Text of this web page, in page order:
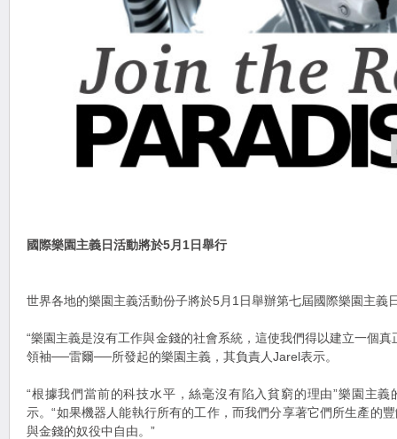
國際樂園主義日活動將於5月1日舉行
世界各地的樂園主義活動份子將於5月1日舉辦第七屆國際樂園主義
“樂園主義是沒有工作與金錢的社會系統，這使我們得以建立一個
領袖──雷爾──所發起的樂園主義，其負責人Jarel表示。
“根據我們當前的科技水平，絲毫沒有陷入貧窮的理由”樂園主
示。“如果機器人能執行所有的工作，而我們分享著它們所生產的
與金錢的奴役中自由。”